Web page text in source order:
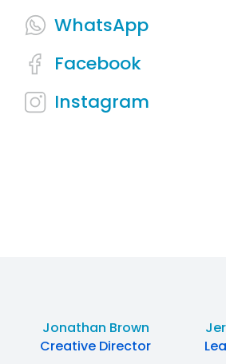
WhatsApp
Facebook
Instagram
Jonathan Brown
Creative Director